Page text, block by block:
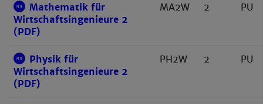
Mathematik für
Wirtschaftsingenieure 2
(PDF)
MA2W 2 PU
Physik für
Wirtschaftsingenieure 2
(PDF)
PH2W 2 PU